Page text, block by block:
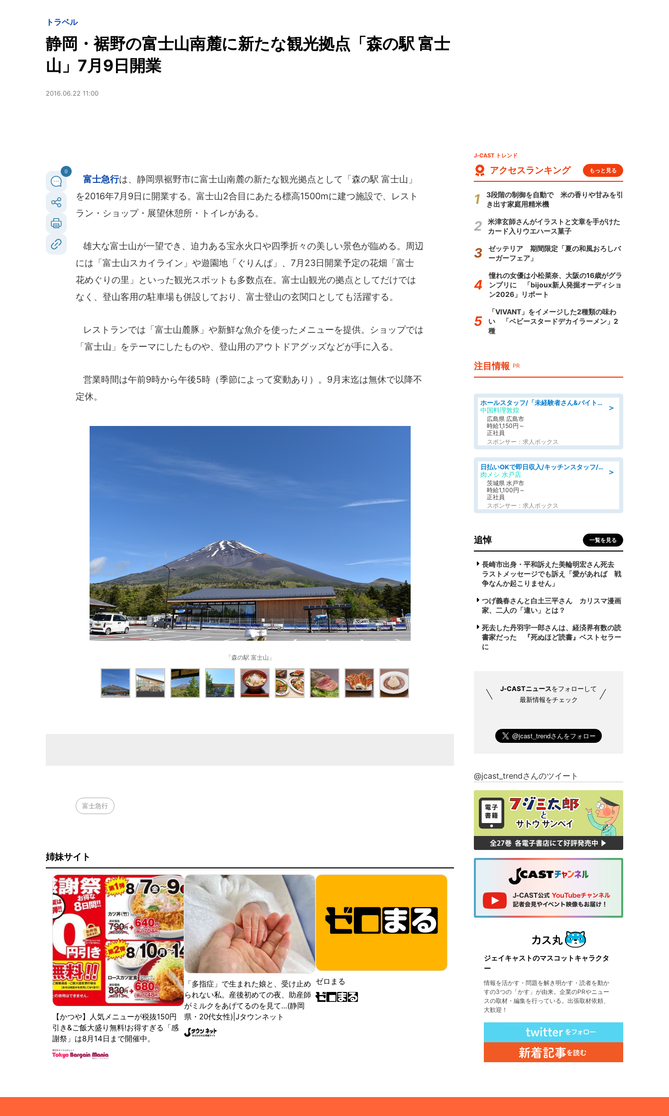
トラベル
静岡・裾野の富士山南麓に新たな観光拠点「森の駅 富士
山」7月9日開業
2016.06.22 11:00
0
富士急行は、静岡県裾野市に富士山南麓の新たな観光拠点として「森の駅 富士山」
を2016年7月9日に開業する。富士山2合目にあたる標高1500mに建つ施設で、レスト
ラン・ショップ・展望休憩所・トイレがある。
雄大な富士山が一望でき、迫力ある宝永火口や四季折々の美しい景色が臨める。周辺
には「富士山スカイライン」や遊園地「ぐりんぱ」、7月23日開業予定の花畑「富士
花めぐりの里」といった観光スポットも多数点在。富士山観光の拠点としてだけでは
なく、登山客用の駐車場も併設しており、富士登山の玄関口としても活躍する。
レストランでは「富士山麓豚」や新鮮な魚介を使ったメニューを提供。ショップでは
「富士山」をテーマにしたものや、登山用のアウトドアグッズなどが手に入る。
営業時間は午前9時から午後5時（季節によって変動あり）。9月末迄は無休で以降不
定休。
「森の駅 富士山」
富士急行
姉妹サイト
【かつや】人気メニューが税抜150円
引き&ご飯大盛り無料!お得すぎる「感
謝祭」は8月14日まで開催中。
「多指症」で生まれた娘と、受け止め
られない私。産後初めての夜、助産師
がミルクをあげてるのを見て...(静岡
県・20代女性)|Jタウンネット
ゼロまる
J-CAST トレンド
アクセスランキング もっと見る
3段階の制御を自動で 米の香りや甘みを引
き出す家庭用精米機
米津玄師さんがイラストと文章を手がけた
カード入りウエハース菓子
ゼッテリア 期間限定「夏の和風おろしバ
ーガーフェア」
憧れの女優は小松菜奈、大阪の16歳がグラ
ンプリに 「bijoux新人発掘オーディショ
ン2026」リポート
「VIVANT」をイメージした2種類の味わ
い 「ベビースタードデカイラーメン」2
種
注目情報 PR
＞
ホールスタッフ/「未経験者さん&バイトデビューも大歓迎」残業ほぼなし×1日3時間〜勤務OK!フォロー体制も充実/広島県/広島市南区
中国料理敦煌
広島県 広島市
時給1,150円～
正社員
スポンサー：求人ボックス
＞
日払いOKで即日収入/キッチンスタッフ/「原付免許必須」デリバリー業務など、自己成長可能な幅広い仕事に挑戦!髪型自由&ピアス・ネイルOK/茨城県/水戸市
肉メシ 水戸店
茨城県 水戸市
時給1,100円～
正社員
スポンサー：求人ボックス
追悼 一覧を見る
長崎市出身・平和訴えた美輪明宏さん死去
ラストメッセージでも訴え「愛があれば 戦
争なんか起こりません」
つげ義春さんと白土三平さん カリスマ漫画
家、二人の「違い」とは？
死去した丹羽宇一郎さんは、経済界有数の読
書家だった 『死ぬほど読書』ベストセラー
に
J-CASTニュースをフォローして
最新情報をチェック
@jcast_trendさんのツイート
ジェイキャストのマスコットキャラクタ
ー
情報を活かす・問題を解き明かす・読者を動か
すの3つの「かす」が由来。企業のPRやニュー
スの取材・編集を行っている。出張取材依頼、
大歓迎！